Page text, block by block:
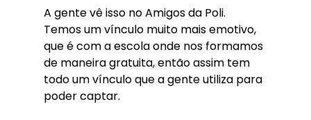
A gente vê isso no Amigos da Poli.
Temos um vínculo muito mais emotivo,
que é com a escola onde nos formamos
de maneira gratuita, então assim tem
todo um vínculo que a gente utiliza para
poder captar.